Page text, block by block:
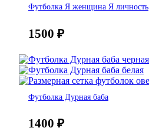
Футболка Я женщина Я личность
1500 ₽
Футболка Дурная баба
1400 ₽